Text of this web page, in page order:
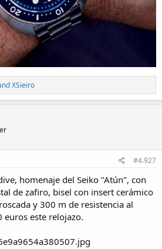
XSieiro
#4.927
homenaje del Seiko "Atún", con
de zafiro, bisel con insert cerámico
y 300 m de resistencia al
euros este relojazo.